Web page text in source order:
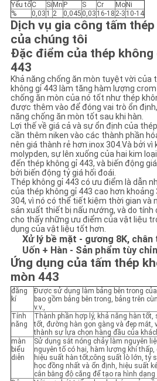
Yếu tốC Si Mn P S Cr Mo Ni
%
0,03 1 2 0,045 0,03 16-18 2-3 10-14
Dịch vụ gia công tấm
của chúng tôi
Đặc điểm của thép
443
Khả năng chống ăn mòn tuyệt vời của
không gỉ 443 làm tăng hàm lượng crom
chống ăn mòn của nó tốt như thép
được thêm vào để đóng vai trò ổn
năng chống ăn mòn tốt sau khi hàn.
Lợi thế về giá cả và sự ổn định của
cần thêm niken vào các thành phần
nên giá thành rẻ hơn inox 304.Và bởi
molypden, sự lên xuống của hai kim
đến thép không gỉ 443, và biến động
bởi biến động tỷ giá hối đoái.
Thép không gỉ 443 có ưu điểm là dẫn
của thép không gỉ 443 cao hơn khoảng
304, vì nó có thể tiết kiệm thời gian và
sản xuất thiết bị nấu nướng, và do
cho thấy những ưu điểm của vật liệu
dụng của vật liệu tốt hơn.
Xử lý bề mặt - gương 8K,
Uốn + Hàn - Sản phẩm tùy
Ứng dụng của tấm thép
mòn 443
đăng
kí
Được sử dụng làm bảng bên trong
bao gồm bảng bên trong, bảng trên
v.v.,
Tính
năng
Thành phần hợp lý, khả năng hàn tốt,
tốt, đường hàn gọn gàng và đẹp mắt,
thành sự lựa chọn hàng đầu của
màn
biểu
diễn
Sử dụng sắt nóng chảy làm nguyên
nguyên tố có hại, hàm lượng khí thấp,
hiệu suất hàn tốt;công suất lò lớn, tỷ
học đồng nhất và ổn định, hiệu suất
cân bằng độ căng để tạo ra hình dạng